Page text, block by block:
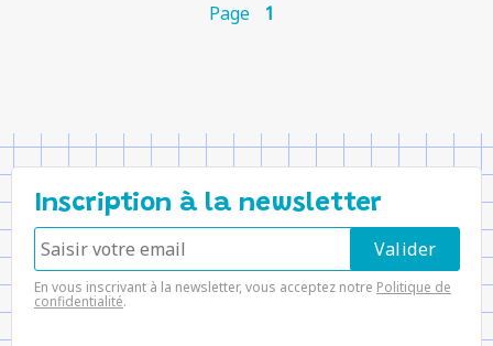
Page 1
Inscription à la newsletter
En vous inscrivant à la newsletter, vous acceptez notre Politique de
confidentialité.